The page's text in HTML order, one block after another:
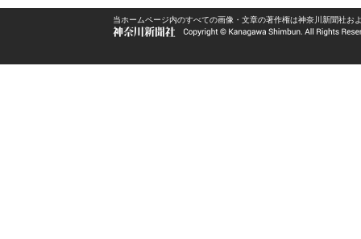
当ホームページ内のすべての画像・文章の著作権は神奈川新聞社